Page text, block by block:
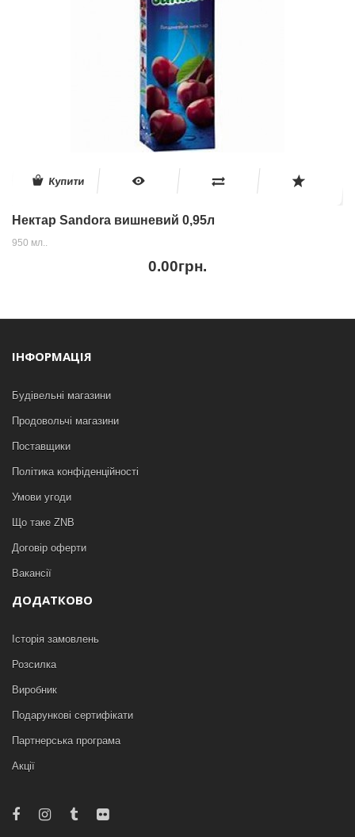
Купити
Нектар Sandora вишневий 0,95л
950 мл..
0.00грн.
ІНФОРМАЦІЯ
Будівельні магазини
Продовольчі магазини
Поставщики
Політика конфіденційності
Умови угоди
Що таке ZNB
Договір оферти
Вакансії
ДОДАТКОВО
Історія замовлень
Розсилка
Виробник
Подарункові сертифікати
Партнерська програма
Акції